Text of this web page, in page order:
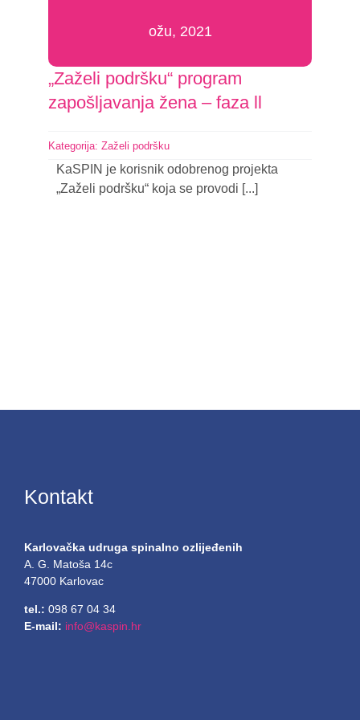
ožu, 2021
„Zaželi podršku“ program
zapošljavanja žena – faza ll
Kategorija: Zaželi podršku
KaSPIN je korisnik odobrenog projekta
„Zaželi podršku“ koja se provodi [...]
Kontakt
Karlovačka udruga spinalno ozlijeđenih
A. G. Matoša 14c
47000 Karlovac
tel.: 098 67 04 34
E-mail: info@kaspin.hr